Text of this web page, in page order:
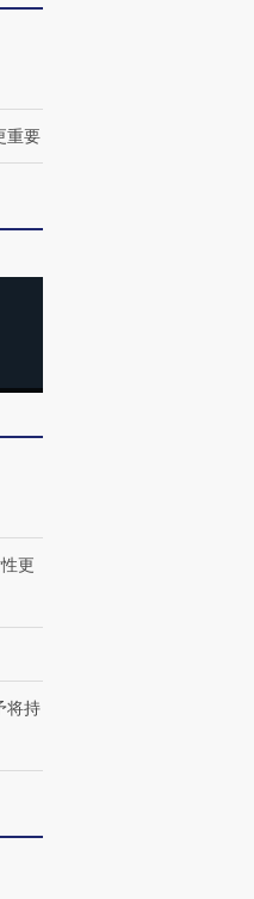
机”？难民潮撕裂西班牙
兹奖得主的“非天才”拼图
重要
更
将持